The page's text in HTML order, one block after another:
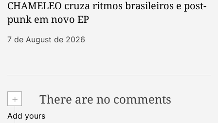
CHAMELEO cruza ritmos brasileiros e post-
punk em novo EP
7 de August de 2026
+ There are no comments
Add yours